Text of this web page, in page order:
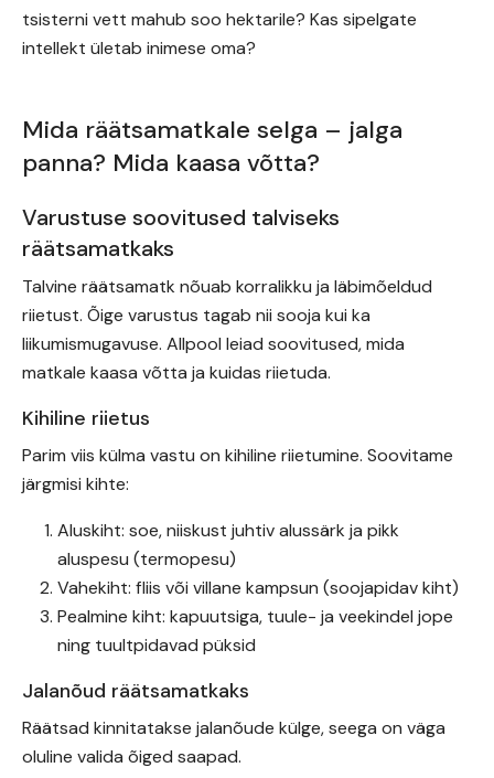
tsisterni vett mahub soo hektarile? Kas sipelgate
intellekt ületab inimese oma?
Mida räätsamatkale selga – jalga
panna? Mida kaasa võtta?
Varustuse soovitused talviseks
räätsamatkaks
Talvine räätsamatk nõuab korralikku ja läbimõeldud
riietust. Õige varustus tagab nii sooja kui ka
liikumismugavuse. Allpool leiad soovitused, mida
matkale kaasa võtta ja kuidas riietuda.
Kihiline riietus
Parim viis külma vastu on kihiline riietumine. Soovitame
järgmisi kihte:
Aluskiht: soe, niiskust juhtiv alussärk ja pikk
aluspesu (termopesu)
Vahekiht: fliis või villane kampsun (soojapidav kiht)
Pealmine kiht: kapuutsiga, tuule- ja veekindel jope
ning tuultpidavad püksid
Jalanõud räätsamatkaks
Räätsad kinnitatakse jalanõude külge, seega on väga
oluline valida õiged saapad.